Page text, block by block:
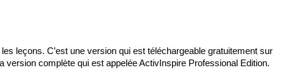
leçons. C’est une version qui est téléchargeable gratuitement sur
version complète qui est appelée ActivInspire Professional Edition.